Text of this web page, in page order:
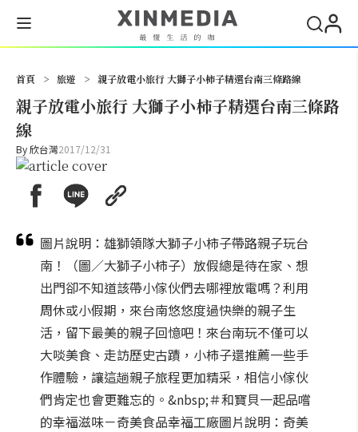
首頁 > 旅遊 > 親子放電小旅行 大獅子小柿子精選台南三條路線
親子放電小旅行 大獅子小柿子精選台南三條路
線
By欣台灣2017/12/31
圖片說明：雄獅領隊大獅子小柿子帶路親子玩台
南！（圖／大獅子小柿子）放假總是待在家、想
出門卻不知道該帶小傢伙們去哪裡放電嗎？利用
周休或小假期，來台南悠悠度過快樂的親子生
活，留下最美的親子回憶吧！來台南玩不僅可以
大啖美食、走訪歷史古蹟，小柿子還推薦一些手
作體驗，讓這趟親子旅程更加精采，相信小傢伙
們肯定也會更難忘的。&nbsp;＃和寶貝一起品嚐
的幸福滋味－奇美食品幸福工廠圖片說明：奇美